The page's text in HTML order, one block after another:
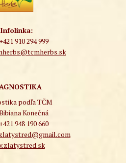
Infolinka:
910 294 999
podľa TČM
Konečná
948 190 660